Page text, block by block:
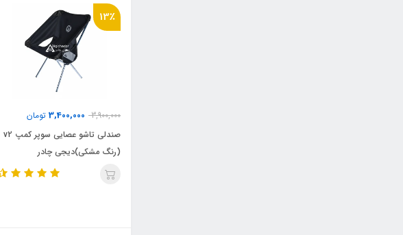
13٪
3,900,000
3,400,000 تومان
صندلی تاشو عصایی سوپر کمپ v2
(رنگ مشکی)دیجی چادر